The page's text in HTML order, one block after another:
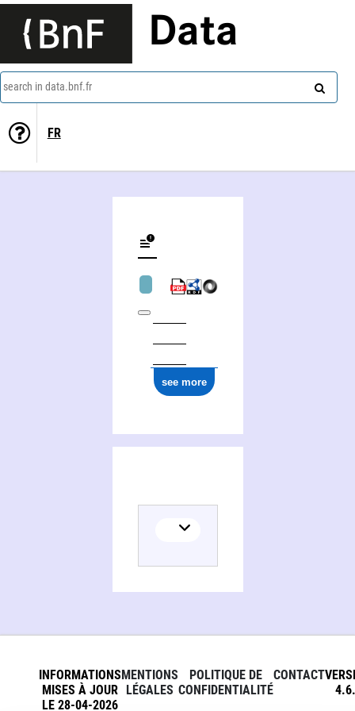
Data
search in data.bnf.fr
FR
see more
INFORMATIONS
MISES À JOUR
LE 28-04-2026
MENTIONS
LÉGALES
POLITIQUE DE
CONFIDENTIALITÉ
CONTACT